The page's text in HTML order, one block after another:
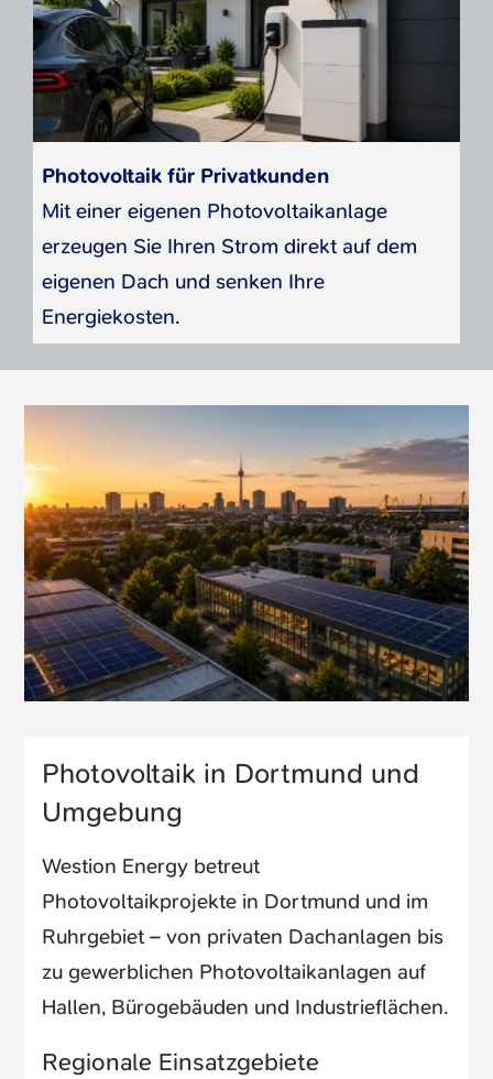
Ladeinfrastruktur kombiniert werden.
Messkonzepte, Speicher oder
Ladeinfrastruktur können dabei
berücksichtigt werden.
Photovoltaik für Privatkunden
Mit einer eigenen Photovoltaikanlage
erzeugen Sie Ihren Strom direkt auf dem
eigenen Dach und senken Ihre
Energiekosten.
Photovoltaik in Dortmund und
Umgebung
Westion Energy betreut
Photovoltaikprojekte in Dortmund und im
Ruhrgebiet – von privaten Dachanlagen bis
zu gewerblichen Photovoltaikanlagen auf
Hallen, Bürogebäuden und Industrieflächen.
Regionale Einsatzgebiete